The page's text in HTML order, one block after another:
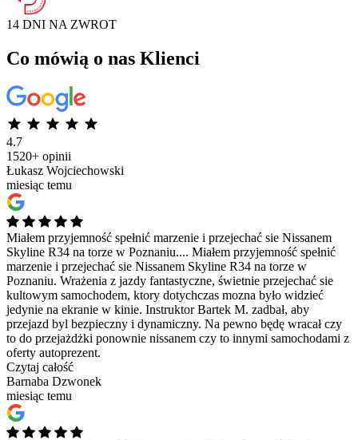
14 DNI NA ZWROT
Co mówią o nas Klienci
4.7
1520+ opinii
Łukasz Wojciechowski
miesiąc temu
Miałem przyjemność spełnić marzenie i przejechać sie Nissanem
Skyline R34 na torze w Poznaniu.... Miałem przyjemność spełnić
marzenie i przejechać sie Nissanem Skyline R34 na torze w
Poznaniu. Wrażenia z jazdy fantastyczne, świetnie przejechać sie
kultowym samochodem, ktory dotychczas mozna było widzieć
jedynie na ekranie w kinie. Instruktor Bartek M. zadbał, aby
przejazd byl bezpieczny i dynamiczny. Na pewno będę wracał czy
to do przejażdżki ponownie nissanem czy to innymi samochodami z
oferty autoprezent.
Czytaj całość
Barnaba Dzwonek
miesiąc temu